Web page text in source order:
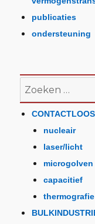
publicaties
ondersteuning
CONTACTLOOS
nucleair
laser/licht
microgolven
capacitief
thermografie